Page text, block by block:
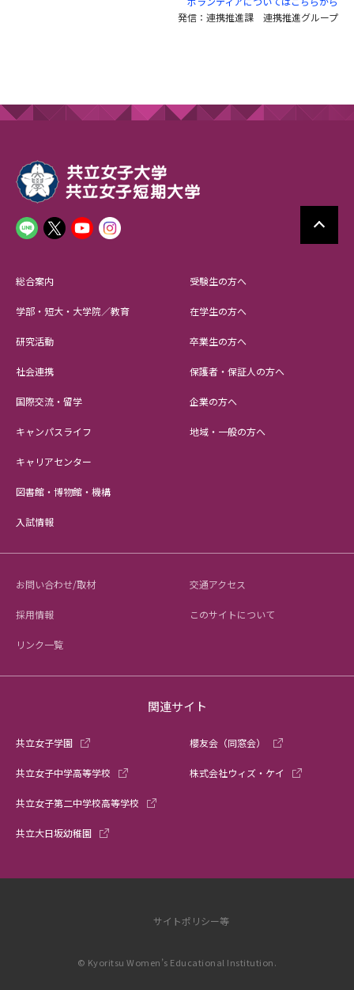
発信：連携推進課 連携推進グループ
総合案内
学部・短大・大学院／教育
研究活動
社会連携
国際交流・留学
キャンパスライフ
キャリアセンター
図書館・博物館・機構
入試情報
受験生の方へ
在学生の方へ
卒業生の方へ
保護者・保証人の方へ
企業の方へ
地域・一般の方へ
お問い合わせ/取材 交通アクセス
採用情報 このサイトについて
リンク一覧
関連サイト
共立女子学園
共立女子中学高等学校
共立女子第二中学校高等学校
共立大日坂幼稚園
櫻友会（同窓会）
株式会社ウィズ・ケイ
© Kyoritsu Women’s Educational Institution.
サイトポリシー等